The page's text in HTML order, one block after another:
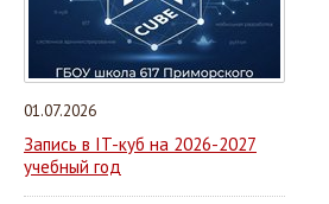
01.07.2026
Запись в IT-куб на 2026-2027
учебный год